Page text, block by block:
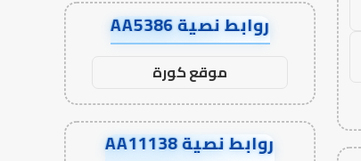
روابط نصية AA5386
موقع كورة
روابط نصية AA11138